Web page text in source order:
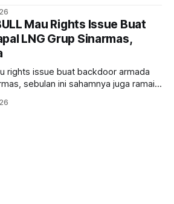
mereka?Mau Rights Issue Buat
LNG Grup Sinarmas,
rights issue buat backdoor armada
sebulan ini sahamnya juga ramai